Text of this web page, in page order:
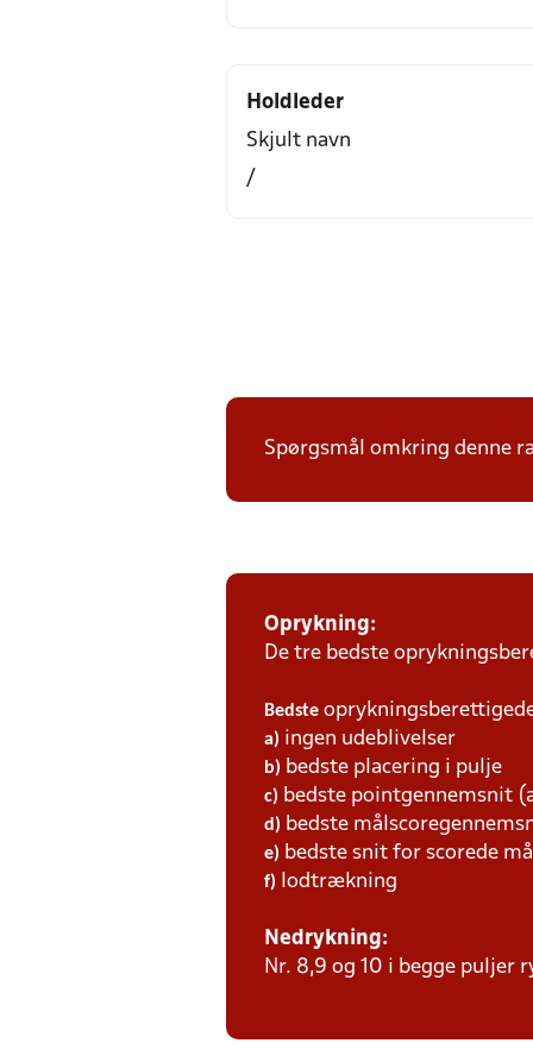
Holdleder
Skjult navn
/
Spørgsmål omkring denne
Oprykning:
De tre bedste
Bedste
a) ingen udeblivelser
b) bedste placering i pulje
c) bedste pointgennemsnit
d) bedste
e) bedste snit for scorede
f) lodtrækning
Nedrykning:
Nr. 8,9 og 10 i begge puljer